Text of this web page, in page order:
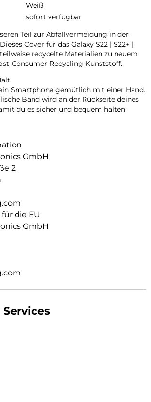
Weiß
sofort verfügbar
Teil zur Abfallvermeidung in der
Cover für das Galaxy S22 | S22+ |
recycelte Materialien zu neuem
Consumer-Recycling-Kunststoff.
Smartphone gemütlich mit einer Hand.
Band wird an der Rückseite deines
du es sicher und bequem halten
an die schlanke Form deines Galaxy an
in der Hand. Und neben dem
fühlt es sich einfach gut an.
GmbH
2
die EU
GmbH